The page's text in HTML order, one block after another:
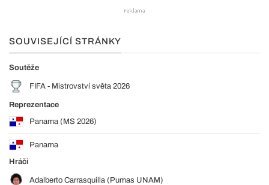
SOUVISEJÍCÍ STRÁNKY
Soutěže
FIFA - Mistrovství světa 2026
Reprezentace
Panama (MS 2026)
Panama
Hráči
Adalberto Carrasquilla (Pumas UNAM)